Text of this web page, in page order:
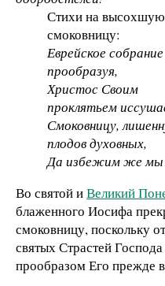
Стихи на высохшую
смоковницу:
Еврейское собрание
прообразуя,
Христос Своим
проклятьем
Смоковницу,
плодов духовных,
Да избежим же мы
Во святой иВеликий
блаженного Иосифа
смоковницу, поскольку
святых Страстей
прообразом Его прежде